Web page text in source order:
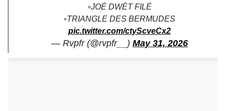
▫️JOÉ DWÈT FILÉ
▫️TRIANGLE DES BERMUDES
pic.twitter.com/ctyScveCx2
— Rvpfr (@rvpfr__) May 31, 2026